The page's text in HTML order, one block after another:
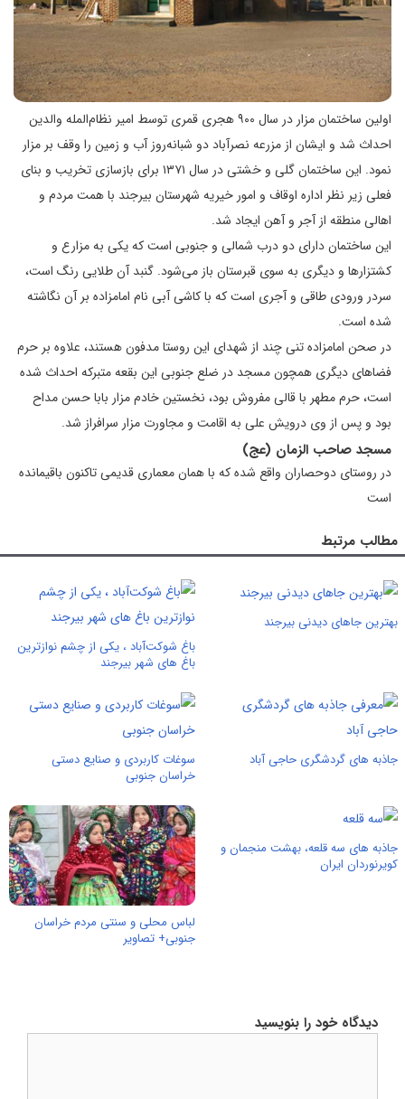
اولین ساختمان مزار در سال ۹۰۰ هجری قمری توسط امیر نظام‌المله والدین
احداث شد و ایشان از مزرعه نصرآباد دو شبانه‌روز آب و زمین را وقف بر مزار
نمود. این ساختمان گلی و خشتی در سال ۱۳۷۱ برای بازسازی تخریب و بنای
فعلی زیر نظر اداره اوقاف و امور خیریه شهرستان بیرجند با همت مردم و
اهالی منطقه از آجر و آهن ایجاد شد.
این ساختمان دارای دو درب شمالی و جنوبی است که یکی به مزارع و
کشتزارها و دیگری به سوی قبرستان باز می‌شود. گنبد آن طلایی رنگ است،
سردر ورودی طاقی و آجری است که با کاشی آبی نام امامزاده بر آن نگاشته
شده است.
در صحن امامزاده تنی چند از شهدای این روستا مدفون هستند، علاوه بر حرم
فضاهای دیگری همچون مسجد در ضلع جنوبی این بقعه متبرکه احداث شده
است، حرم مطهر با قالی مفروش بود، نخستین خادم مزار بابا حسن مداح
بود و پس از وی درویش علی به اقامت و مجاورت مزار سرافراز شد.
مسجد صاحب الزمان (عج)
در روستای دوحصاران واقع شده که با همان معماری قدیمی تاکنون باقیمانده‌
است
مطالب مرتبط
بهترین جاهای دیدنی بیرجند
باغ شوکت‌آباد ، یکی از چشم نوازترین
باغ های شهر بیرجند
جاذبه های گردشگری حاجی آباد
سوغات کاربردی و صنایع دستی
خراسان جنوبی
جاذبه های سه قلعه، بهشت منجمان و
كويرنوردان ايران
لباس محلی و سنتی مردم خراسان
جنوبی+ تصاویر
دیدگاه خود را بنویسید